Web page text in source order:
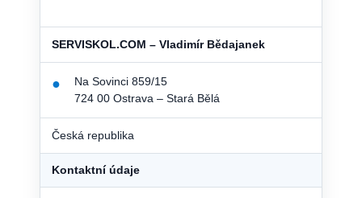
SERVISKOL.COM – Vladimír Bědajanek
●
Na Sovinci 859/15
724 00 Ostrava – Stará Bělá
Česká republika
Kontaktní údaje